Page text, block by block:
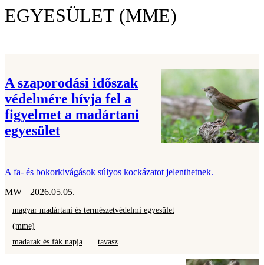
EGYESÜLET (MME)
A szaporodási időszak
védelmére hívja fel a
figyelmet a madártani
egyesület
A fa- és bokorkivágások súlyos kockázatot jelenthetnek.
MW | 2026.05.05.
magyar madártani és természetvédelmi egyesület
(mme)
madarak és fák napja
tavasz